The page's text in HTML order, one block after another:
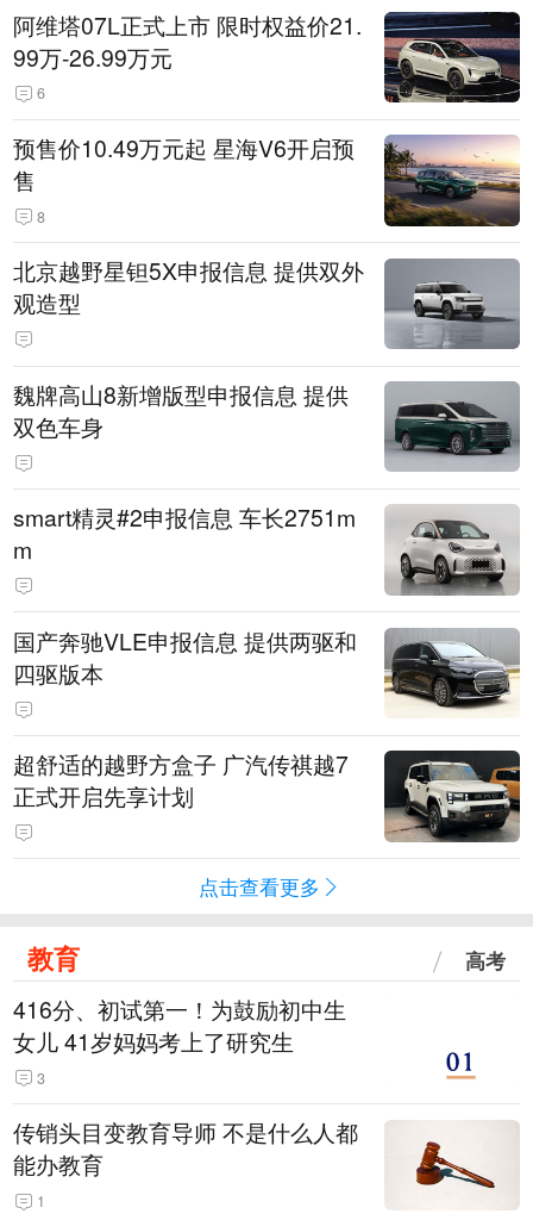
阿维塔07L正式上市 限时权益价21.
99万-26.99万元
6
预售价10.49万元起 星海V6开启预
售
8
北京越野星钽5X申报信息 提供双外
观造型
魏牌高山8新增版型申报信息 提供
双色车身
smart精灵#2申报信息 车长2751m
m
国产奔驰VLE申报信息 提供两驱和
四驱版本
超舒适的越野方盒子 广汽传祺越7
正式开启先享计划
点击查看更多
教育 高考
416分、初试第一！为鼓励初中生
女儿 41岁妈妈考上了研究生
3
传销头目变教育导师 不是什么人都
能办教育
1